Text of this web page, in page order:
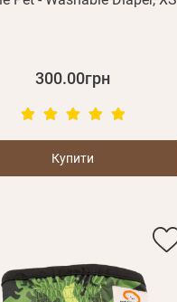
300.00грн
Купити